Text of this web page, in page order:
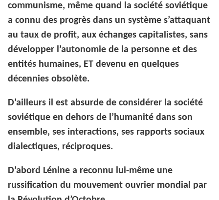
communisme, même quand la société soviétique
a connu des progrès dans un système s’attaquant
au taux de profit, aux échanges capitalistes, sans
développer l’autonomie de la personne et des
entités humaines, ET devenu en quelques
décennies obsolète.
D’ailleurs il est absurde de considérer la société
soviétique en dehors de l’humanité dans son
ensemble, ses interactions, ses rapports sociaux
dialectiques, réciproques.
D’abord Lénine a reconnu lui-même une
russification du mouvement ouvrier mondial par